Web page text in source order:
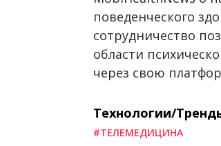
поведенческого
сотрудничество
области
через свою
Технологии/
#ТЕЛЕМЕДИЦИНА